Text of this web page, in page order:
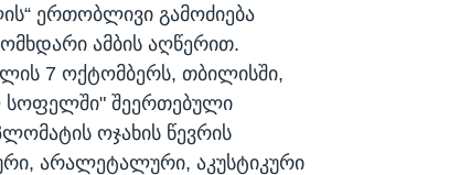
ერთობლივი გამოძიება
ამბის აღწერით.
7 ოქტომბერს, თბილისში,
სოფელში" შეერთებული
ოჯახის წევრის
არალეტალური, აკუსტიკური